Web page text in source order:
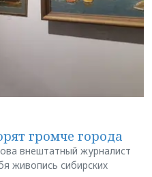
громче города
внештатный журналист
живопись сибирских